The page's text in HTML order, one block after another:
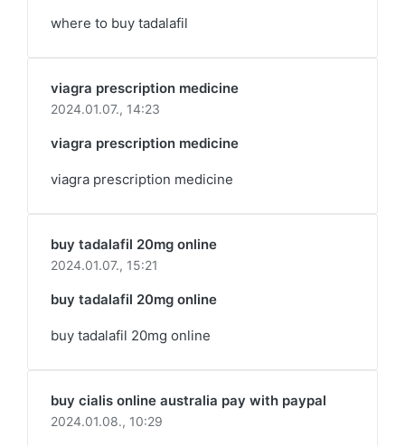
where to buy tadalafil
viagra prescription medicine
2024.01.07., 14:23
viagra prescription medicine
viagra prescription medicine
buy tadalafil 20mg online
2024.01.07., 15:21
buy tadalafil 20mg online
buy tadalafil 20mg online
buy cialis online australia pay with paypal
2024.01.08., 10:29